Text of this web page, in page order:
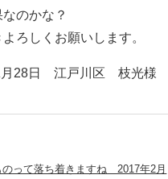
のかな？
ろしくお願いします。
月28日 江戸川区 枝光様
のって落ち着きますね 2017年2月